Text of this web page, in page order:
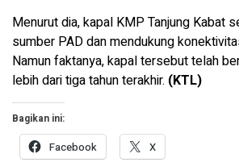
Menurut dia, kapal KMP Tanjung Kabat
sumber PAD dan mendukung
Namun faktanya, kapal tersebut telah
lebih dari tiga tahun terakhir. (KTL)
Bagikan ini:
Facebook X